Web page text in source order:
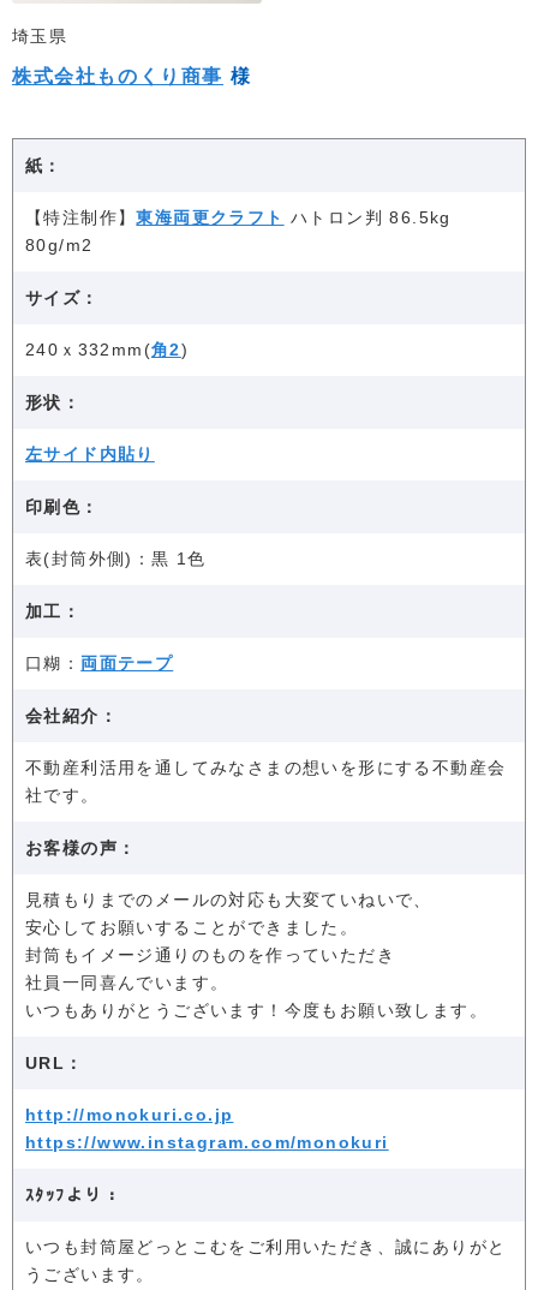
埼玉県
株式会社ものくり商事 様
紙：
【特注制作】東海両更クラフト ハトロン判 86.5kg
80g/m2
サイズ：
240ｘ332mm(角2)
形状：
左サイド内貼り
印刷色：
表(封筒外側)：黒 1色
加工：
口糊： 両面テープ
会社紹介：
不動産利活用を通してみなさまの想いを形にする不動産会
社です。
お客様の声：
見積もりまでのメールの対応も大変ていねいで、
安心してお願いすることができました。
封筒もイメージ通りのものを作っていただき
社員一同喜んでいます。
いつもありがとうございます！今度もお願い致します。
URL：
http://monokuri.co.jp
https://www.instagram.com/monokuri
ｽﾀｯﾌより：
いつも封筒屋どっとこむをご利用いただき、誠にありがと
うございます。